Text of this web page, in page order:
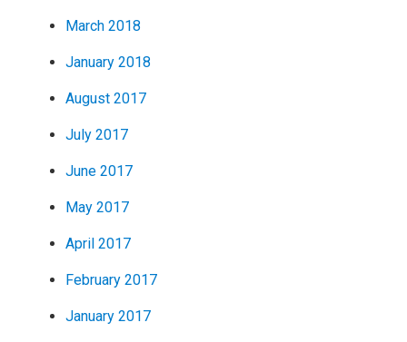
March 2018
January 2018
August 2017
July 2017
June 2017
May 2017
April 2017
February 2017
January 2017